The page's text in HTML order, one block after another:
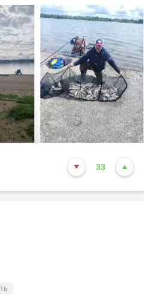
окушка и судачишко. Ну и
небольшим. В корм лил
подстёгивает, но особой
33